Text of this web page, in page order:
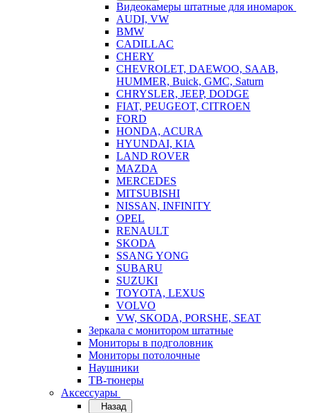
Видеокамеры штатные для иномарок
AUDI, VW
BMW
CADILLAC
CHERY
CHEVROLET, DAEWOO, SAAB,
HUMMER, Buick, GMC, Saturn
CHRYSLER, JEEP, DODGE
FIAT, PEUGEOT, CITROEN
FORD
HONDA, ACURA
HYUNDAI, KIA
LAND ROVER
MAZDA
MERCEDES
MITSUBISHI
NISSAN, INFINITY
OPEL
RENAULT
SKODA
SSANG YONG
SUBARU
SUZUKI
TOYOTA, LEXUS
VOLVO
VW, SKODA, PORSHE, SEAT
Зеркала с монитором штатные
Мониторы в подголовник
Мониторы потолочные
Наушники
ТВ-тюнеры
Аксессуары
Назад